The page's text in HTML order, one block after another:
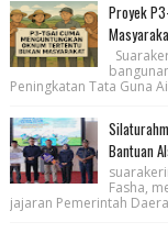
Proyek
Peningkatan Tata Guna
Bantuan
Fasha,
jajaran Pemerintah